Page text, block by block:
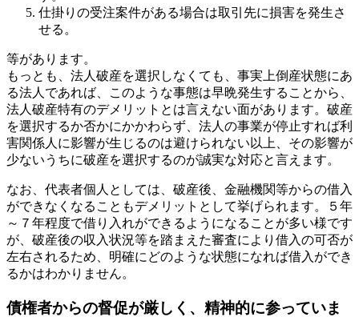
仕掛りの受注案件がある場合は取引先に損害を発生さ
せる。
等があります。
もっとも、法人破産を選択しなくても、事実上倒産状態にあ
る法人であれば、このような事態は早晩発生することから、
法人破産特有のデメリットとは言えない面があります。破産
を選択するか否かにかかわらず、法人の事業が停止すれば利
害関係人に影響が生じるのは避けられない以上、その影響が
少ないうちに破産を選択するのが誠実な対応と言えます。
なお、代表者個人としては、破産後、金融機関等からの借入
ができなくなることもデメリットとして挙げられます。５年
～７年程度で借り入れができるようになることが多い様です
が、破産後の収入状況等を踏まえた審査により借入の可否が
左右されるため、明確にどのような状態になれば借入ができ
るかはわかりません。
債権者からの督促が厳しく、精神的に参っていま